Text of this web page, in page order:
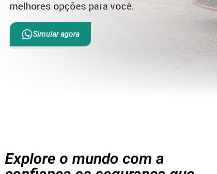
melhores opções para você.
Simular agora
Explore o mundo com a